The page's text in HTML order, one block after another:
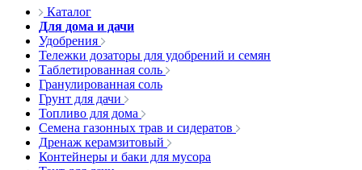
Каталог
Для дома и дачи
Удобрения
Тележки дозаторы для удобрений и семян
Таблетированная соль
Гранулированная соль
Грунт для дачи
Топливо для дома
Семена газонных трав и сидератов
Дренаж керамзитовый
Контейнеры и баки для мусора